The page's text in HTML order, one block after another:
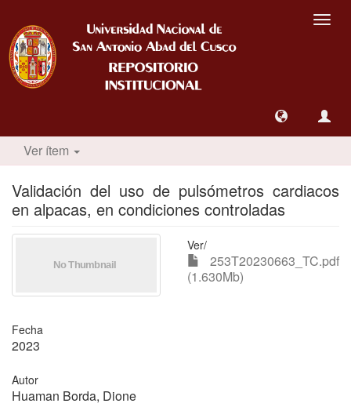
Ver ítem
Validación del uso de pulsómetros cardiacos
en alpacas, en condiciones controladas
Ver/
253T20230663_TC.pdf
(1.630Mb)
Fecha
2023
Autor
Huaman Borda, Dione